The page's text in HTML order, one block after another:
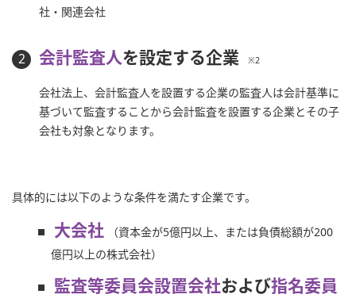
社・関連会社
会計監査人を設定する企業 ※2
会社法上、会計監査人を設置する企業の監査人は会計基準に
基づいて監査することから会計監査を設置する企業とその子
会社も対象となります。
具体的には以下のような条件を満たす企業です。
大会社
（資本金が5億円以上、または負債総額が200
億円以上の株式会社）
監査等委員会設置会社および指名委員